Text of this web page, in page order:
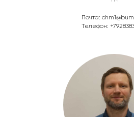
Почта:
Телефон: